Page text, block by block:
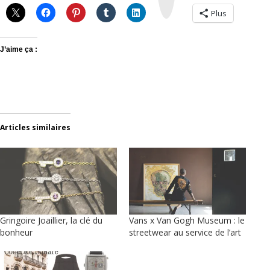
Plus
J’aime ça :
Articles similaires
Gringoire Joaillier, la clé du
bonheur
Vans x Van Gogh Museum : le
streetwear au service de l’art